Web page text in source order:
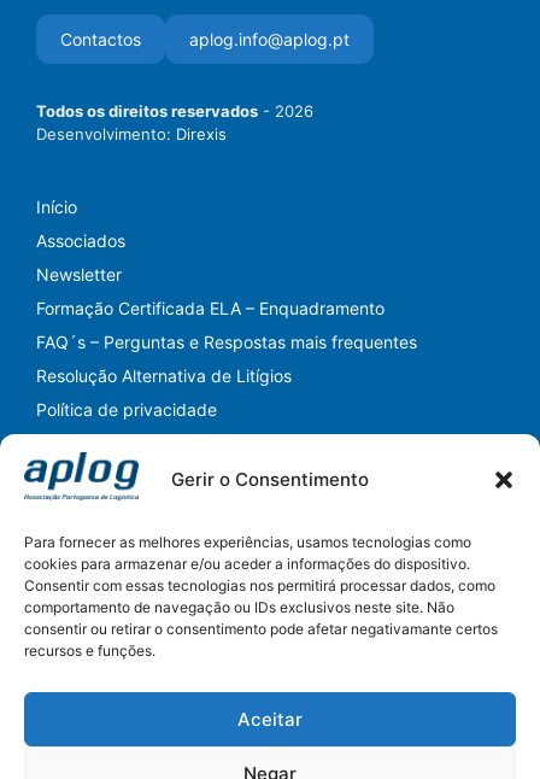
Gerir o Consentimento
Para fornecer as melhores experiências, usamos tecnologias como
cookies para armazenar e/ou aceder a informações do dispositivo.
Consentir com essas tecnologias nos permitirá processar dados, como
comportamento de navegação ou IDs exclusivos neste site. Não
consentir ou retirar o consentimento pode afetar negativamante certos
recursos e funções.
Aceitar
Negar
Contactos aplog.info@aplog.pt
Todos os direitos reservados - 2026
Desenvolvimento: Direxis
Início
Associados
Newsletter
Formação Certificada ELA – Enquadramento
FAQ´s – Perguntas e Respostas mais frequentes
Resolução Alternativa de Litígios
Política de privacidade
Siga-nos nas Redes Sociais
LinkedIn
Instagram
Facebook
YouTube
Twitter
Pesquisar